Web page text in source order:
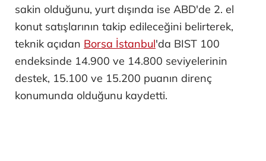
sakin olduğunu, yurt dışında ise ABD'de 2. el
konut satışlarının takip edileceğini belirterek,
teknik açıdan Borsa İstanbul'da BIST 100
endeksinde 14.900 ve 14.800 seviyelerinin
destek, 15.100 ve 15.200 puanın direnç
konumunda olduğunu kaydetti.